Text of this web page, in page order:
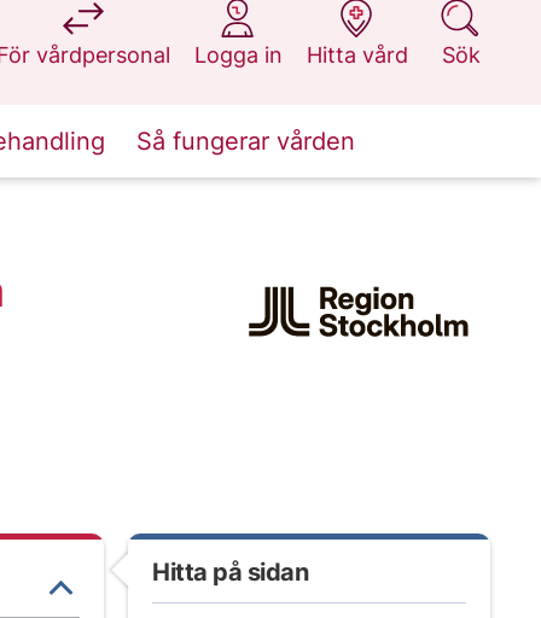
vårdpersonal
på 1177.se
Logga in
på 1177.se
Hitta vård
på 1177.se
Sök
på 1177.se
Så fungerar vården
Hitta på sidan